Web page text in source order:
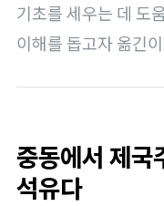
기초를 세우는 데 도
이해를 돕고자 옮긴
중동에서 제국
석유다